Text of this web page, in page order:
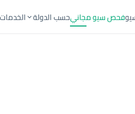
حسب الدولةفحص سيو مجاني